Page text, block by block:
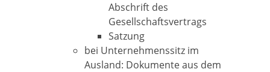
Abschrift des
Gesellschaftsvertrags
Satzung
bei Unternehmenssitz im
Ausland: Dokumente aus dem